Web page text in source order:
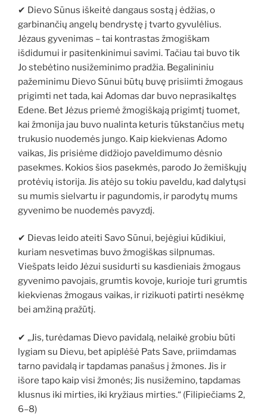
✔ Dievo Sūnus iškeitė dangaus sostą į ėdžias, o
garbinančių angelų bendrystę į tvarto gyvulėlius.
Jėzaus gyvenimas – tai kontrastas žmogiškam
išdidumui ir pasitenkinimui savimi. Tačiau tai buvo tik
Jo stebėtino nusižeminimo pradžia. Begalininiu
pažeminimu Dievo Sūnui būtų buvę prisiimti žmogaus
prigimti net tada, kai Adomas dar buvo neprasikaltęs
Edene. Bet Jėzus priemė žmogiškają prigimtį tuomet,
kai žmonija jau buvo nualinta keturis tūkstančius metų
trukusio nuodemės jungo. Kaip kiekvienas Adomo
vaikas, Jis prisiėme didžiojo paveldimumo dėsnio
pasekmes. Kokios šios pasekmės, parodo Jo žemiškųjų
protėvių istorija. Jis atėjo su tokiu paveldu, kad dalytųsi
su mumis sielvartu ir pagundomis, ir parodytų mums
gyvenimo be nuodemės pavyzdį.
✔ Dievas leido ateiti Savo Sūnui, bejėgiui kūdikiui,
kuriam nesvetimas buvo žmogiškas silpnumas.
Viešpats leido Jėzui susidurti su kasdieniais žmogaus
gyvenimo pavojais, grumtis kovoje, kurioje turi grumtis
kiekvienas žmogaus vaikas, ir rizikuoti patirti nesėkmę
bei amžiną pražūtį.
✔ „Jis, turėdamas Dievo pavidalą, nelaikė grobiu būti
lygiam su Dievu, bet apiplėšė Pats Save, priimdamas
tarno pavidalą ir tapdamas panašus į žmones. Jis ir
išore tapo kaip visi žmonės; Jis nusižemino, tapdamas
klusnus iki mirties, iki kryžiaus mirties.“ (Filipiečiams 2,
6–8)